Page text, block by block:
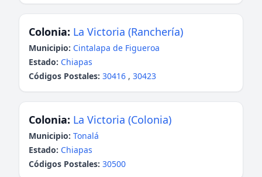
Colonia: La Victoria (Ranchería)
Municipio: Cintalapa de Figueroa
Estado: Chiapas
Códigos Postales: 30416 , 30423
Colonia: La Victoria (Colonia)
Municipio: Tonalá
Estado: Chiapas
Códigos Postales: 30500